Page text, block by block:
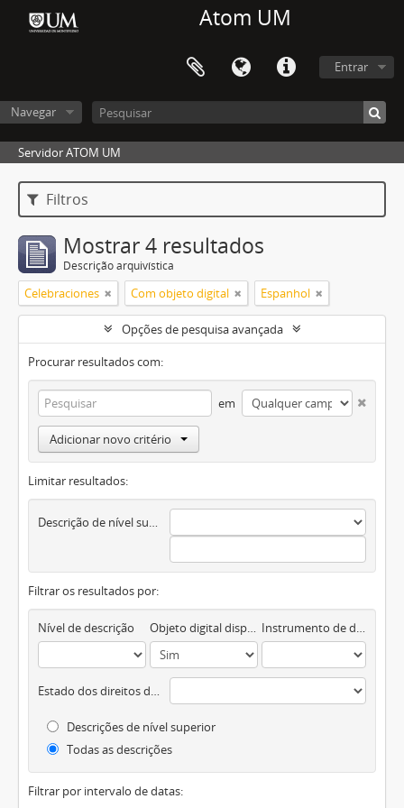
Atom UM
Entrar
Navegar
Servidor ATOM UM
Filtros
Mostrar 4 resultados
Descrição arquivística
Celebraciones Com objeto digital Espanhol
Opções de pesquisa avançada
Procurar resultados com:
em
Adicionar novo critério
Limitar resultados:
Descrição de nível superior
Filtrar os resultados por:
Nível de descrição Objeto digital disponível Instrumento de descrição documental
Estado dos direitos de autor
Descrições de nível superior
Todas as descrições
Filtrar por intervalo de datas: